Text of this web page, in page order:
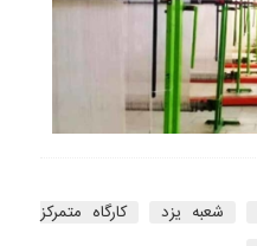
شعبه یزد
کارگاه متمرکز